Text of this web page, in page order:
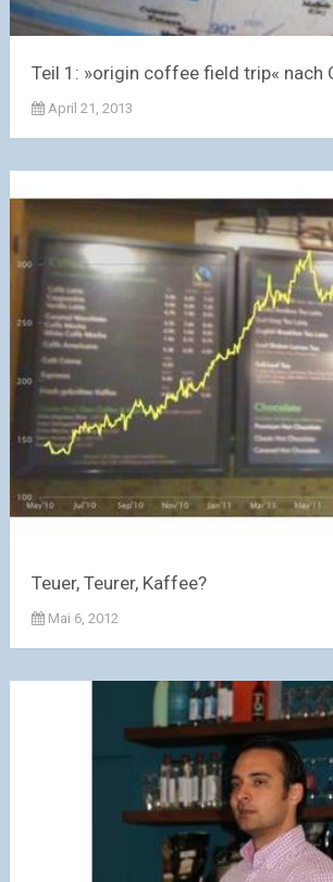
Teil 1: »origin coffee field trip« nach
April 21, 2013
Teuer, Teurer, Kaffee?
Mai 6, 2012